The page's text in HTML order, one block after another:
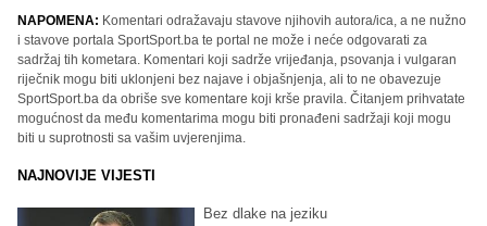
NAPOMENA: Komentari odražavaju stavove njihovih autora/ica, a ne nužno
i stavove portala SportSport.ba te portal ne može i neće odgovarati za
sadržaj tih kometara. Komentari koji sadrže vrijeđanja, psovanja i vulgaran
riječnik mogu biti uklonjeni bez najave i objašnjenja, ali to ne obavezuje
SportSport.ba da obriše sve komentare koji krše pravila. Čitanjem prihvatate
mogućnost da među komentarima mogu biti pronađeni sadržaji koji mogu
biti u suprotnosti sa vašim uvjerenjima.
NAJNOVIJE VIJESTI
Bez dlake na jeziku